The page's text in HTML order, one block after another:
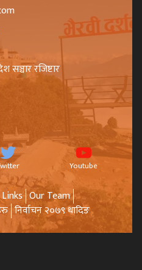
सञ्चार रजिष्टार
Youtube
Links Our Team
निर्वाचन २०७९ धादिङ